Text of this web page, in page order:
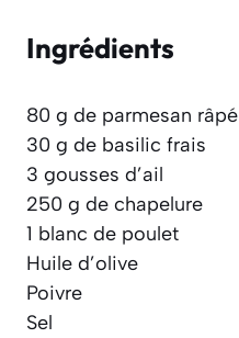
Ingrédients
80 g de parmesan râpé
30 g de basilic frais
3 gousses d’ail
250 g de chapelure
1 blanc de poulet
Huile d’olive
Poivre
Sel